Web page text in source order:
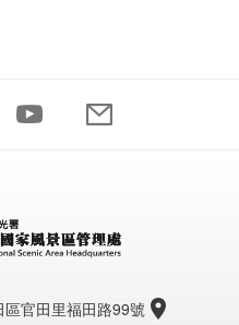
官田里福田路99號